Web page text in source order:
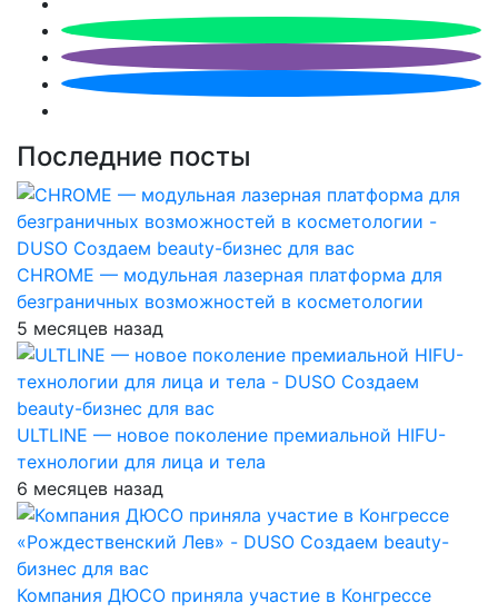
Последние посты
CHROME — модульная лазерная платформа для
безграничных возможностей в косметологии
5 месяцев назад
ULTLINE — новое поколение премиальной HIFU-
технологии для лица и тела
6 месяцев назад
Компания ДЮСО приняла участие в Конгрессе